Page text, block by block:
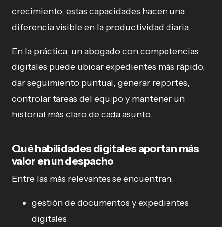
crecimiento, estas capacidades hacen una
diferencia visible en la productividad diaria.
En la práctica, un abogado con competencias
digitales puede ubicar expedientes más rápido,
dar seguimiento puntual, generar reportes,
controlar tareas del equipo y mantener un
historial más claro de cada asunto.
Qué habilidades digitales aportan más
valor en un despacho
Entre las más relevantes se encuentran:
gestión de documentos y expedientes
digitales